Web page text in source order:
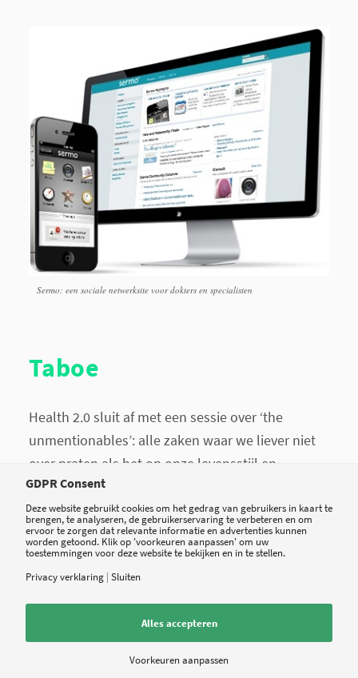
Sermo: een sociale netwerksite voor dokters en specialisten
Taboe
Health 2.0 sluit af met een sessie over ‘the
unmentionables’: alle zaken waar we liever niet
over praten als het op onze levensstijl en
gezondheid aankomt. Die soms onbespreekbare
zaken hebben een grote invloed op onze
gezondheid, maar zijn lastig te kwantificeren. Je
financiële situatie, seksleven, sociale contacten,
alcohol gebruik, spiritualiteit, lichamelijke
beweging of een gebrek daaraan: al die zaken zijn
lastig te kwantificeren, maar spelen een
beïnvloeden daarmee onze gezondheid. Wat
GDPR Consent
Deze website gebruikt cookies om het gedrag van gebruikers in kaart te
brengen, te analyseren, de gebruikerservaring te verbeteren en om
ervoor te zorgen dat relevante informatie en advertenties kunnen
worden getoond. Klik op 'voorkeuren aanpassen' om uw
toestemmingen voor deze website te bekijken en in te stellen.
Privacy verklaring | Sluiten
Alles accepteren
Voorkeuren aanpassen